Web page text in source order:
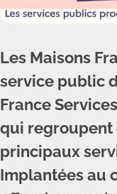
Les Maisons
service public
France
qui regroupent
principaux
Implantées au